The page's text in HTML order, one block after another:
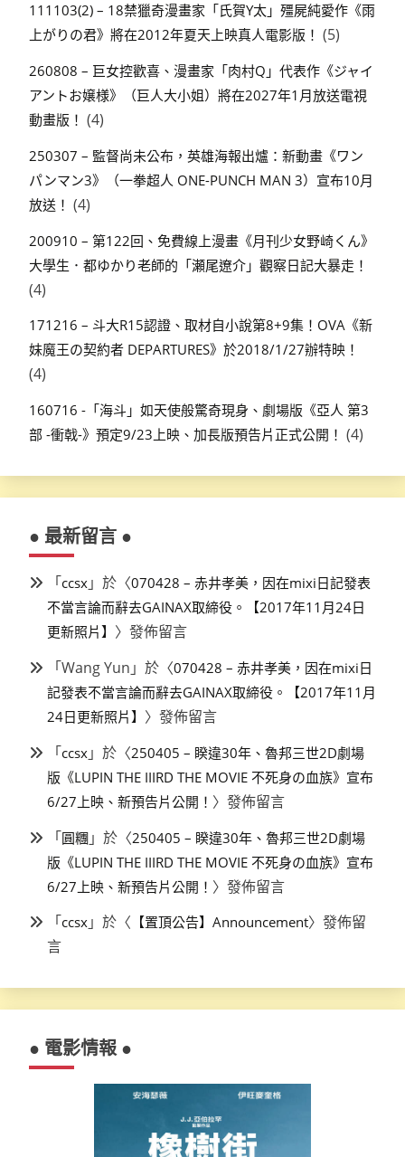
111103(2) – 18禁獵奇漫畫家「氏賀Y太」殭屍純愛作《雨
上がりの君》將在2012年夏天上映真人電影版！ (5)
260808 – 巨女控歡喜、漫畫家「肉村Q」代表作《ジャイ
アントお嬢様》（巨人大小姐）將在2027年1月放送電視
動畫版！ (4)
250307 – 監督尚未公布，英雄海報出爐：新動畫《ワン
パンマン3》（一拳超人 ONE-PUNCH MAN 3）宣布10月
放送！ (4)
200910 – 第122回、免費線上漫畫《月刊少女野崎くん》
大學生．都ゆかり老師的「瀬尾遼介」觀察日記大暴走！
(4)
171216 – 斗大R15認證、取材自小說第8+9集！OVA《新
妹魔王の契約者 DEPARTURES》於2018/1/27辦特映！
(4)
160716 -「海斗」如天使般驚奇現身、劇場版《亞人 第3
部 -衝戟-》預定9/23上映、加長版預告片正式公開！ (4)
● 最新留言 ●
「ccsx 」於〈070428 – 赤井孝美，因在mixi日記發表
不當言論而辭去GAINAX取締役。【2017年11月24日
更新照片】 〉發佈留言
「Wang Yun 」於〈070428 – 赤井孝美，因在mixi日
記發表不當言論而辭去GAINAX取締役。【2017年11月
24日更新照片】 〉發佈留言
「ccsx 」於〈250405 – 睽違30年、魯邦三世2D劇場
版《LUPIN THE IIIRD THE MOVIE 不死身の血族》宣布
6/27上映、新預告片公開！ 〉發佈留言
「圓糰 」於〈250405 – 睽違30年、魯邦三世2D劇場
版《LUPIN THE IIIRD THE MOVIE 不死身の血族》宣布
6/27上映、新預告片公開！ 〉發佈留言
「ccsx 」於〈 【置頂公告】Announcement〉發佈留
言
● 電影情報 ●